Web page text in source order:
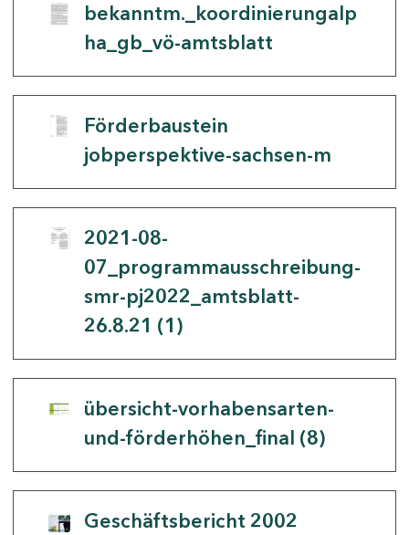
bekanntm._koordinierungalp
ha_gb_vö-amtsblatt
Förderbaustein
jobperspektive-sachsen-m
2021-08-
07_programmausschreibung-
smr-pj2022_amtsblatt-
26.8.21 (1)
übersicht-vorhabensarten-
und-förderhöhen_final (8)
Geschäftsbericht 2002